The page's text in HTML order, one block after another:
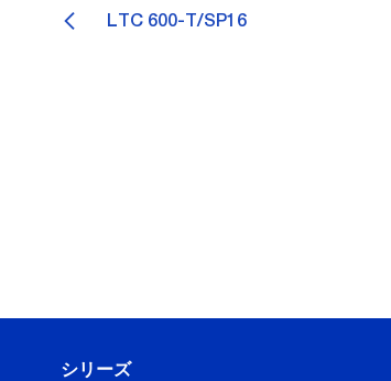
LTC 600-T/SP16
シリーズ